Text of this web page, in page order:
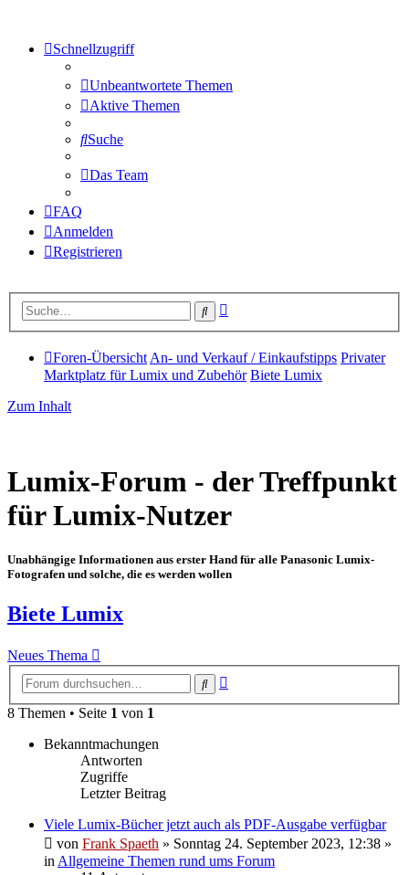
Schnellzugriff
Unbeantwortete Themen
Aktive Themen
Suche
Das Team
FAQ
Anmelden
Registrieren
Suche
Foren-Übersicht An- und Verkauf / Einkaufstipps Privater
Marktplatz für Lumix und Zubehör Biete Lumix
Zum Inhalt
Lumix-Forum - der Treffpunkt
für Lumix-Nutzer
Unabhängige Informationen aus erster Hand für alle Panasonic Lumix-
Fotografen und solche, die es werden wollen
Biete Lumix
Neues Thema
Suche
8 Themen • Seite 1 von 1
Bekanntmachungen
Antworten
Zugriffe
Letzter Beitrag
Viele Lumix-Bücher jetzt auch als PDF-Ausgabe verfügbar
von Frank Spaeth » Sonntag 24. September 2023, 12:38 »
in Allgemeine Themen rund ums Forum